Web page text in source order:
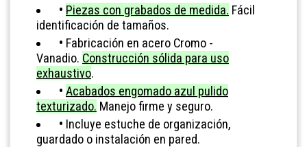
• Piezas con grabados de medida. Fácil
identificación de tamaños.
• Fabricación en acero Cromo -
Vanadio. Construcción sólida para uso
exhaustivo.
• Acabados engomado azul pulido
texturizado. Manejo firme y seguro.
• Incluye estuche de organización,
guardado o instalación en pared.